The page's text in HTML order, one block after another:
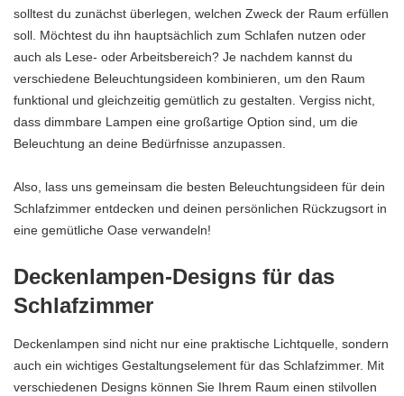
solltest du zunächst überlegen, welchen Zweck der Raum erfüllen
soll. Möchtest du ihn hauptsächlich zum Schlafen nutzen oder
auch als Lese- oder Arbeitsbereich? Je nachdem kannst du
verschiedene Beleuchtungsideen kombinieren, um den Raum
funktional und gleichzeitig gemütlich zu gestalten. Vergiss nicht,
dass dimmbare Lampen eine großartige Option sind, um die
Beleuchtung an deine Bedürfnisse anzupassen.
Also, lass uns gemeinsam die besten Beleuchtungsideen für dein
Schlafzimmer entdecken und deinen persönlichen Rückzugsort in
eine gemütliche Oase verwandeln!
Deckenlampen-Designs für das
Schlafzimmer
Deckenlampen sind nicht nur eine praktische Lichtquelle, sondern
auch ein wichtiges Gestaltungselement für das Schlafzimmer. Mit
verschiedenen Designs können Sie Ihrem Raum einen stilvollen